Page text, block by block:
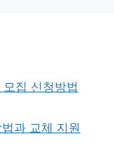
집 신청방법
과 교체 지원